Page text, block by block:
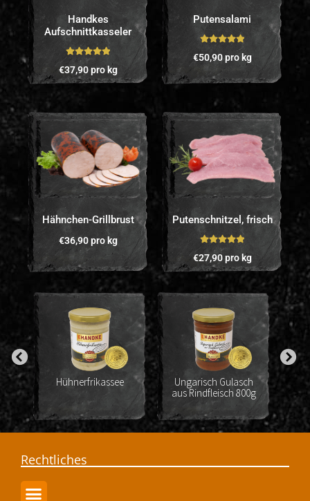
Handkes
Aufschnittkasseler
Bewertet mit
5.00von 5
€37,90pro kg
Putensalami
Bewertet mit
5.00von 5
€50,90pro kg
Hähnchen-Grillbrust
€36,90pro kg
Putenschnitzel, frisch
Bewertet mit
5.00von 5
€27,90pro kg
Hühnerfrikassee
Ungarisch Gulasch
aus Rindfleisch 800g
Rechtliches